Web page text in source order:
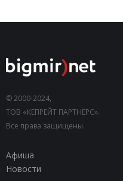
© 2000-2024,
ТОВ «КЕПРЕЙТ ПАРТНЕРС».
Все права защищены.
Афиша
Новости